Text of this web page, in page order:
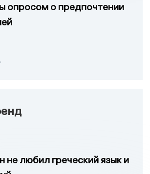
опросом о предпочтении
не любил греческий язык и